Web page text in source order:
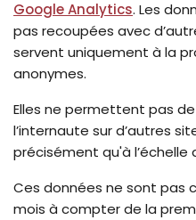
Google Analytics. Les
pas recoupées avec
servent uniquement à la
anonymes.
Elles ne permettent pas
l’internaute sur d’autres
précisément qu'à l’échelle
Ces données ne sont pas
mois à compter de la